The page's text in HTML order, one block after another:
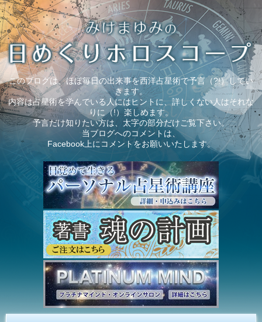
このブログは、ほぼ毎日の出来事を西洋占星術で予言（?!）してい
きます。
内容は占星術を学んでいる人にはヒントに、詳しくない人はそれな
りに（!）楽しめます。
予言だけ知りたい方は、太字の部分だけご覧下さい。
当ブログへのコメントは、
Facebook上にコメントをお願いいたします。